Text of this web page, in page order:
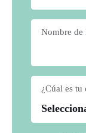
Nombre de
¿Cúal es tu